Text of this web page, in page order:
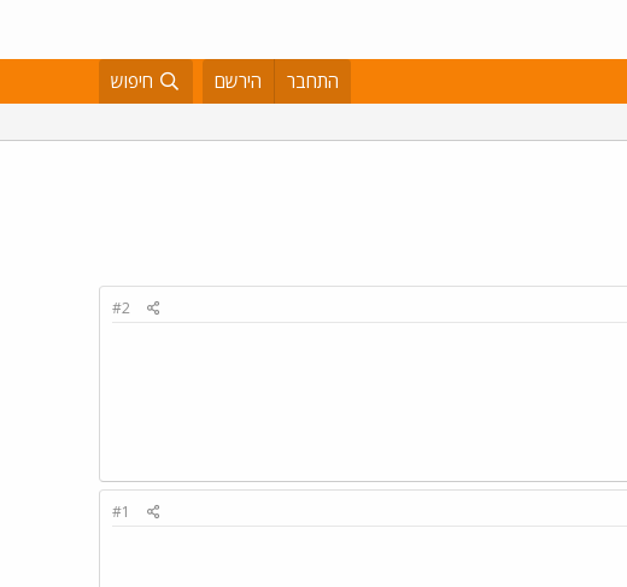
התחבר הירשם חיפוש
#2
#1